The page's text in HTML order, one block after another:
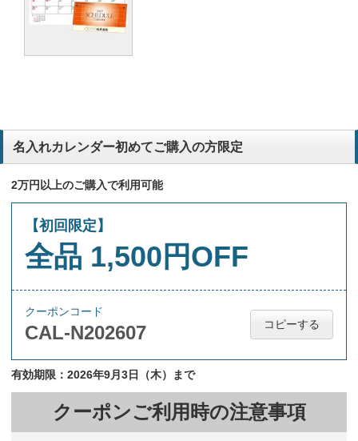
名入れカレンダー初めてご購入の方限定
2万円以上のご購入で利用可能
【初回限定】
全品 1,500円OFF
クーポンコード
CAL-N202607 コピーする
有効期限：2026年9月3日（木）まで
クーポンご利用時の注意事項